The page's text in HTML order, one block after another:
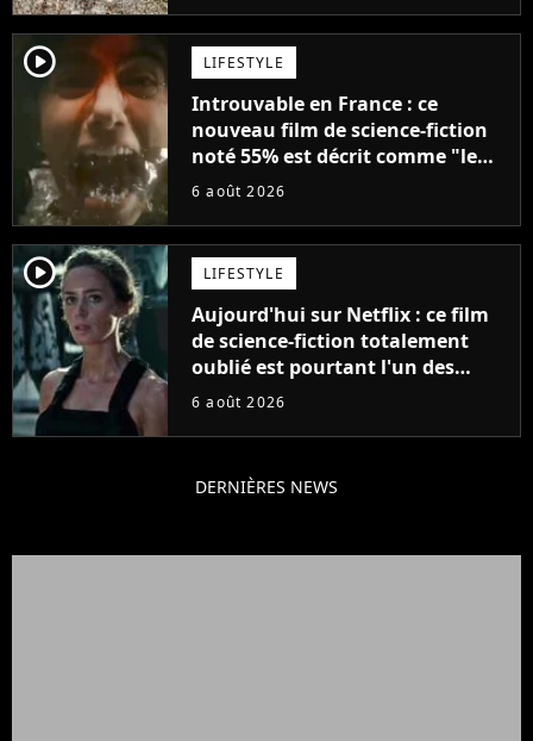
player2 LIFESTYLE
Introuvable en France : ce
nouveau film de science-fiction
noté 55% est décrit comme "le
plus stupide de l'année"
6 août 2026
player2 LIFESTYLE
Aujourd'hui sur Netflix : ce film
de science-fiction totalement
oublié est pourtant l'un des
meilleurs des années 2010
6 août 2026
DERNIÈRES NEWS